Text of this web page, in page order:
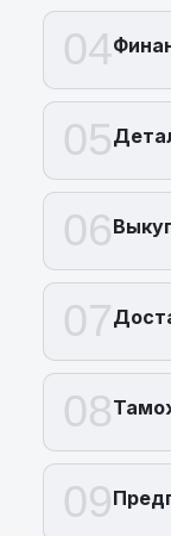
04
05
06
07
08
09